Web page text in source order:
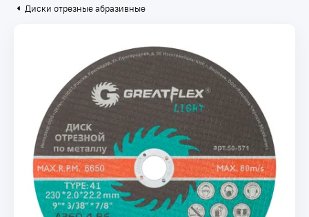
Диски отрезные абразивные